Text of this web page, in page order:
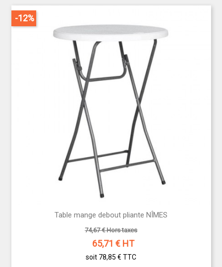
Table mange debout pliante NÎMES
74,67 € Hors taxes
65,71 € HT
soit 78,85 € TTC
-12%